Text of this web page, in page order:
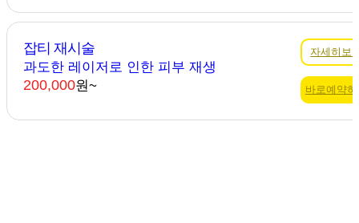
잡티 재시술
과도한 레이저로 인한 피부 재생
자세히보
200,000원~ 바로예약